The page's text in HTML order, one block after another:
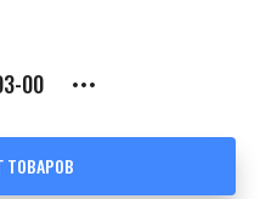
00
ТОВАРОВ